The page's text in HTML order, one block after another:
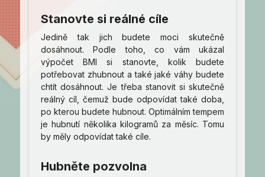
Stanovte si reálné cíle
Jedině tak jich budete moci skutečně
dosáhnout. Podle toho, co vám ukázal
výpočet BMI si stanovte, kolik budete
potřebovat zhubnout a také jaké váhy budete
chtít dosáhnout. Je třeba stanovit si skutečně
reálný cíl, čemuž bude odpovídat také doba,
po kterou budete hubnout. Optimálním tempem
je hubnutí několika kilogramů za měsíc. Tomu
by měly odpovídat také cíle.
Hubněte pozvolna